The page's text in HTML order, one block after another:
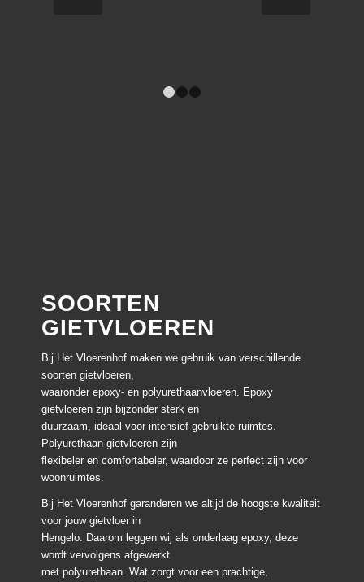
SOORTEN
GIETVLOEREN
Bij Het Vloerenhof maken we gebruik van verschillende
soorten gietvloeren,
waaronder epoxy- en polyurethaanvloeren. Epoxy
gietvloeren zijn bijzonder sterk en
duurzaam, ideaal voor intensief gebruikte ruimtes.
Polyurethaan gietvloeren zijn
flexibeler en comfortabeler, waardoor ze perfect zijn voor
woonruimtes.
Bij Het Vloerenhof garanderen we altijd de hoogste kwaliteit
voor jouw gietvloer in
Hengelo. Daarom leggen wij als onderlaag epoxy, deze
wordt vervolgens afgewerkt
met polyurethaan. Wat zorgt voor een prachtige,